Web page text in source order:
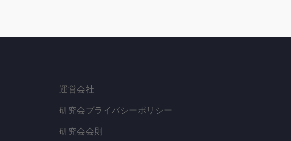
運営会社
研究会プライバシーポリシー
研究会会則